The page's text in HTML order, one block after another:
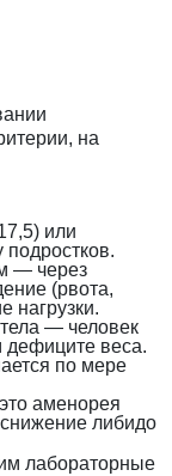
на
или
подростков.
— через
(рвота,
нагрузки.
— человек
дефиците веса.
по мере
аменорея
либидо
лабораторные